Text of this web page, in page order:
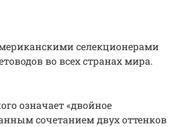
селекционерами
во всех странах мира.
означает «двойное
сочетанием двух оттенков